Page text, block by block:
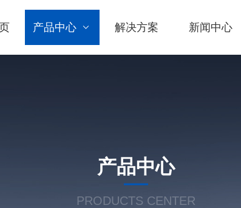
产品中心 解决方案 新闻中心
产品中心
PRODUCTS CENTER